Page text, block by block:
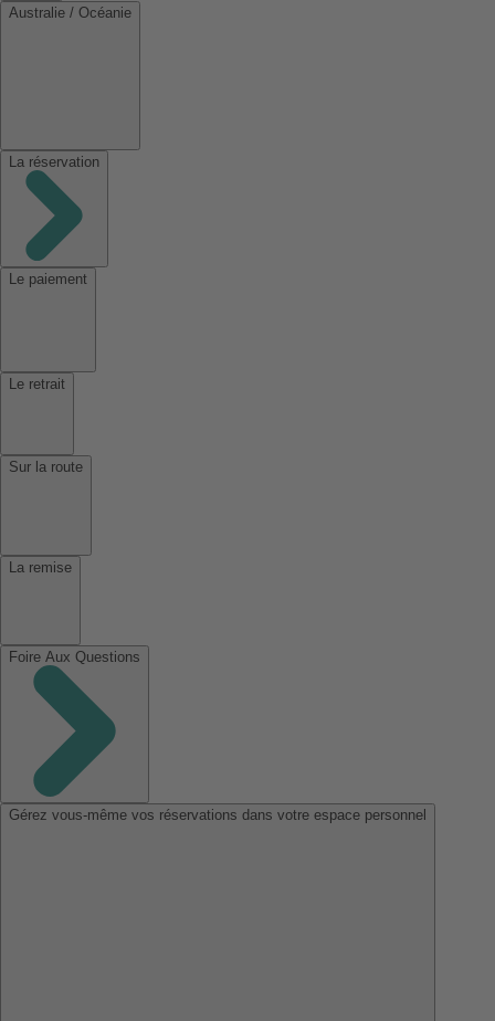
Australie / Océanie
La réservation
Le paiement
Le retrait
Sur la route
La remise
Foire Aux Questions
Gérez vous-même vos réservations dans votre espace personnel